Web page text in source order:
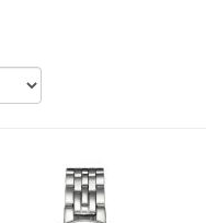
MONTRES FEMME
ENFANT